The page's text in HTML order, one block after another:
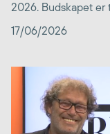
2026. Budskapet er
17/06/2026